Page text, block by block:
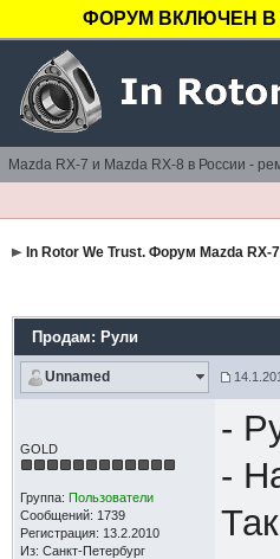
ФОРУМ ВКЛЮЧЕН В
Mazda RX-7 и Mazda RX-8 в России -
In Rotor We Trust. Форум Mazda RX-
Продам: Рули
Unnamed
GOLD
Группа: Пользователи
Сообщений: 1739
Регистрация: 13.2.2010
Из: Санкт-Петербург
-
-